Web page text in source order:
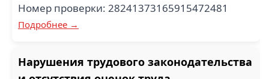
Номер проверки: 28241373165915472481
Подробнее →
Нарушения трудового законодательства